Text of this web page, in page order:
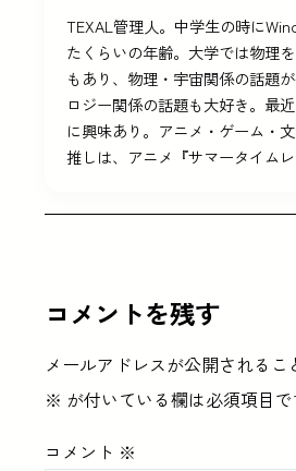
TEXAL管理人。中学生の時に
たくらいの年齢。大学では物理
もあり、物理・宇宙関係の話題
ロジー関係の話題も大好き。最
に興味あり。アニメ・ゲーム・
推しは、アニメ『サマータイムレ
コメントを残す
メールアドレスが公開されるこ
※ が付いている欄は必須項目
コメント ※